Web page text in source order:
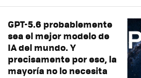
GPT-5.6 probablemente
sea el mejor modelo de
IA del mundo. Y
precisamente por eso, la
mayoría no lo necesita